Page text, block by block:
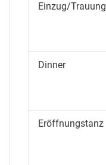
Einzug/Trauung
Dinner
Eröffnungstanz